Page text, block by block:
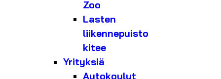
Zoo
Lasten
liikennepuisto
kitee
Yrityksiä
Autokoulut